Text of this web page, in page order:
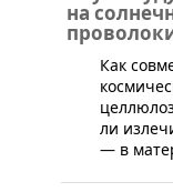
на
Как
ли
— в